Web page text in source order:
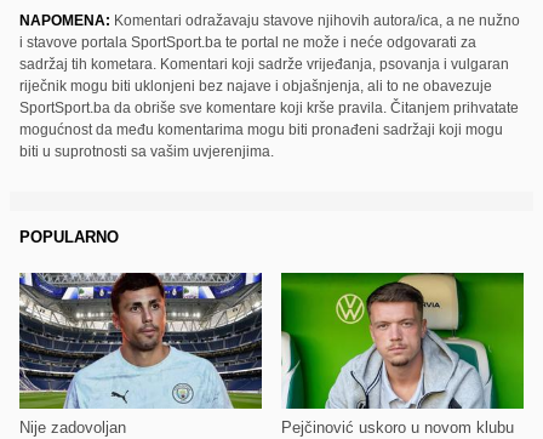
NAPOMENA: Komentari odražavaju stavove njihovih autora/ica, a ne nužno
i stavove portala SportSport.ba te portal ne može i neće odgovarati za
sadržaj tih kometara. Komentari koji sadrže vrijeđanja, psovanja i vulgaran
riječnik mogu biti uklonjeni bez najave i objašnjenja, ali to ne obavezuje
SportSport.ba da obriše sve komentare koji krše pravila. Čitanjem prihvatate
mogućnost da među komentarima mogu biti pronađeni sadržaji koji mogu
biti u suprotnosti sa vašim uvjerenjima.
POPULARNO
Nije zadovoljan Pejčinović uskoro u novom klubu